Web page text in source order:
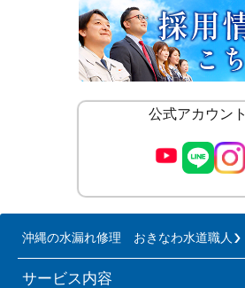
公式アカウント
沖縄の水漏れ修理 おきなわ水道職人
サービス内容